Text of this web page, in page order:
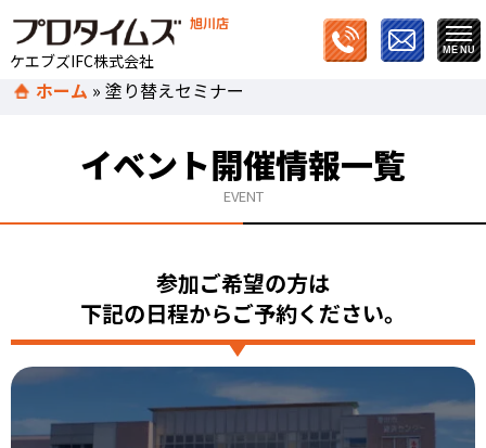
旭川店
ケエブズIFC株式会社
ホーム »塗り替えセミナー
イベント開催情報一覧
EVENT
参加ご希望の方は
下記の日程からご予約ください。